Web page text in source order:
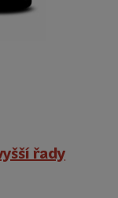
řady